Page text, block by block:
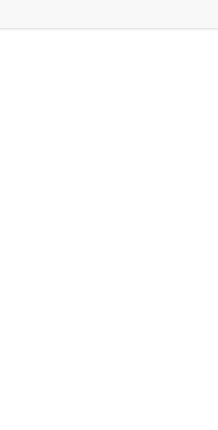
هر چه به‏ سمت تیرماه پیش